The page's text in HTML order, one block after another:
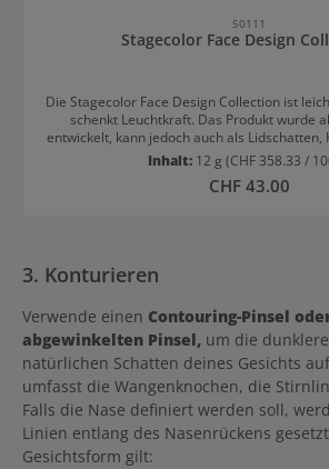
50111
Stagecolor Face Design
Die Stagecolor Face Design Collection ist
schenkt Leuchtkraft. Das Produkt wurde
entwickelt, kann jedoch auch als Lidschatten,
verwendet werden. Die modernen
Verschiedene Nuancen von Rouge können
verwendet. Der linke Farbton wird eingesetzt, um das Gesicht
hellsten Farbton werden einzelne Partien
Inhalt: 12 g (CHF 358.33 /
Regulärer Preis:
CHF 43.00
3. Konturieren
Verwende einen Contouring-Pinsel
abgewinkelten Pinsel, um die
natürlichen Schatten deines Gesichts
umfasst die Wangenknochen, die
Falls die Nase definiert werden soll,
Linien entlang des Nasenrückens
Gesichtsform gilt: